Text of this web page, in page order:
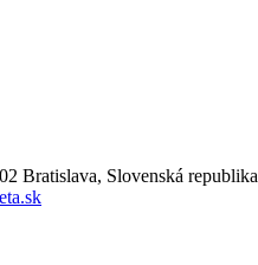
Bratislava, Slovenská republika